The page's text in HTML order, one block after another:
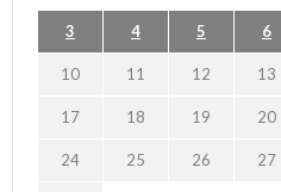
3 4 5 6
10 11 12 13
17 18 19 20
24 25 26 27